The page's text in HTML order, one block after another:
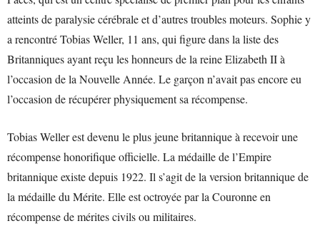
atteints de paralysie cérébrale et d’autres troubles moteurs. Sophie y
a rencontré Tobias Weller, 11 ans, qui figure dans la liste des
Britanniques ayant reçu les honneurs de la reine Elizabeth II à
l’occasion de la Nouvelle Année. Le garçon n’avait pas encore eu
l’occasion de récupérer physiquement sa récompense.
Tobias Weller est devenu le plus jeune britannique à recevoir une
récompense honorifique officielle. La médaille de l’Empire
britannique existe depuis 1922. Il s’agit de la version britannique de
la médaille du Mérite. Elle est octroyée par la Couronne en
récompense de mérites civils ou militaires.